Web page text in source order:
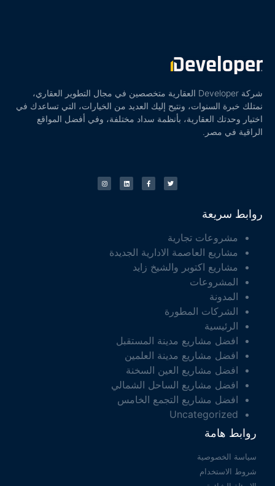
شركة Developer العقارية متخصصين في مجال التطوير العقاري،
نمتلك خبرة السنوات، ونتيح إليك العديد من الخيارات، التي تساعدك في
اختيار وحدتك العقارية، بأنظمة سداد مختلفة، وفي أفضل المواقع
الراقية في مصر.
روابط سريعة
مشروعات تجارية
مشاريع العاصمة الادارية الجديدة
مشاريع اكتوبر والشيخ زايد
المشروعات
المدونة
الشركات المطورة
الرئيسية
افضل مشاريع مدينة المستقبل
افضل مشاريع مدينة العلمين
افضل مشاريع العين السخنة
افضل مشاريع الساحل الشمالي
افضل مشاريع التجمع الخامس
Uncategorized
روابط هامة
سياسة الخصوصية
شروط الاستخدام